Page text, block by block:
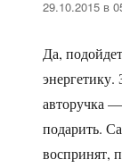
29.10.2015 в
Да,
авторучка
подарить.
воспринят,